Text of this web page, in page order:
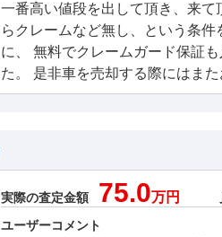
一番高い値段を出して頂き、来
らクレームなど無し、という条
に、 無料でクレームガード保証
た。 是非車を売却する際にはまた
実際の査定金額 75.0万円
ユーザーコメント